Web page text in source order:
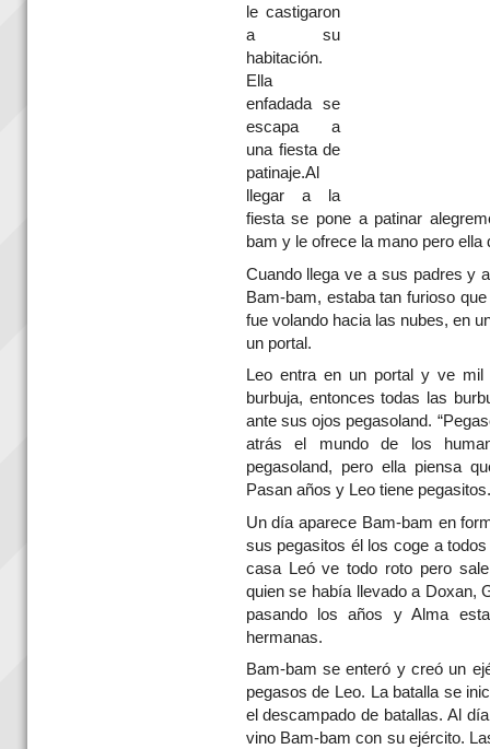
le castigaron
a su
habitación.
Ella
enfadada se
escapa a
una fiesta de
patinaje.Al
llegar a la
fiesta se pone a patinar
bam y le ofrece la mano pero
Cuando llega ve a sus padres y
Bam-bam, estaba tan furioso
fue volando hacia las nubes, en
un portal.
Leo entra en un portal y ve mil
burbuja, entonces todas las
ante sus ojos pegasoland.
atrás el mundo de los
pegasoland, pero ella piensa
Pasan años y Leo tiene pegasitos.
Un día aparece Bam-bam en
sus pegasitos él los coge a
casa Leó ve todo roto pero
quien se había llevado a Doxan,
pasando los años y Alma
hermanas.
Bam-bam se enteró y creó un
pegasos de Leo. La batalla se
el descampado de batallas. Al
vino Bam-bam con su ejército.